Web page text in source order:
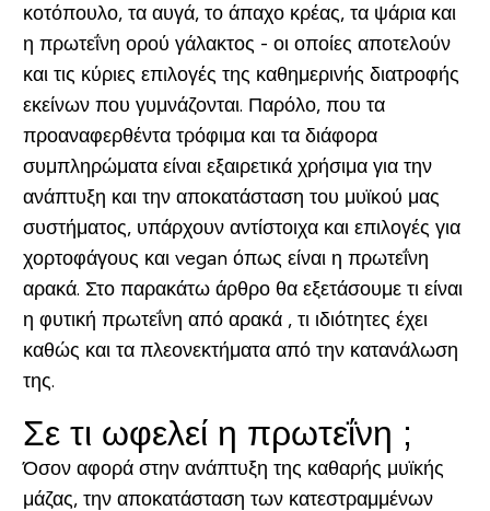
κοτόπουλο, τα αυγά, το άπαχο κρέας, τα ψάρια και
η πρωτεΐνη ορού γάλακτος - οι οποίες αποτελούν
και τις κύριες επιλογές της καθημερινής διατροφής
εκείνων που γυμνάζονται. Παρόλο, που τα
προαναφερθέντα τρόφιμα και τα διάφορα
συμπληρώματα είναι εξαιρετικά χρήσιμα για την
ανάπτυξη και την αποκατάσταση του μυϊκού μας
συστήματος, υπάρχουν αντίστοιχα και επιλογές για
χορτοφάγους και vegan όπως είναι η πρωτεΐνη
αρακά. Στο παρακάτω άρθρο θα εξετάσουμε τι είναι
η φυτική πρωτεΐνη από αρακά , τι ιδιότητες έχει
καθώς και τα πλεονεκτήματα από την κατανάλωση
της.
Σε τι ωφελεί η πρωτεΐνη ;
Όσον αφορά στην ανάπτυξη της καθαρής μυϊκής
μάζας, την αποκατάσταση των κατεστραμμένων